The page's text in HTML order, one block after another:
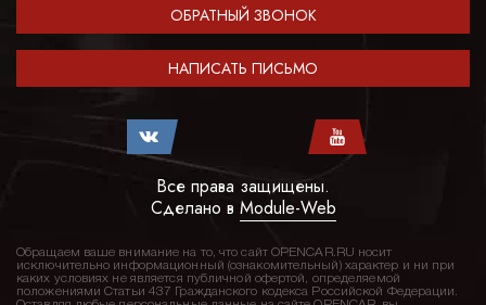
ОБРАТНЫЙ ЗВОНОК
НАПИСАТЬ ПИСЬМО
Все права защищены.
Сделано в Module-Web
Обращаем ваше внимание на то, что сайт OPENCAR.RU носит
исключительно информационный (ознакомительный) характер и ни при
каких условиях не является публичной офертой, определяемой
положениями Статьи 437 Гражданского кодекса Российской Федерации.